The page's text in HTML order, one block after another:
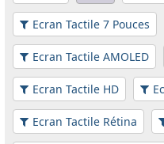
Ecran Tactile 7 Pouces
Ecran Tactile AMOLED
Ecran Tactile HD
Ecran Tactile Rétina